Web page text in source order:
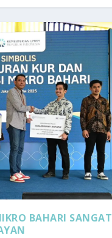
BAHARI SANGAT